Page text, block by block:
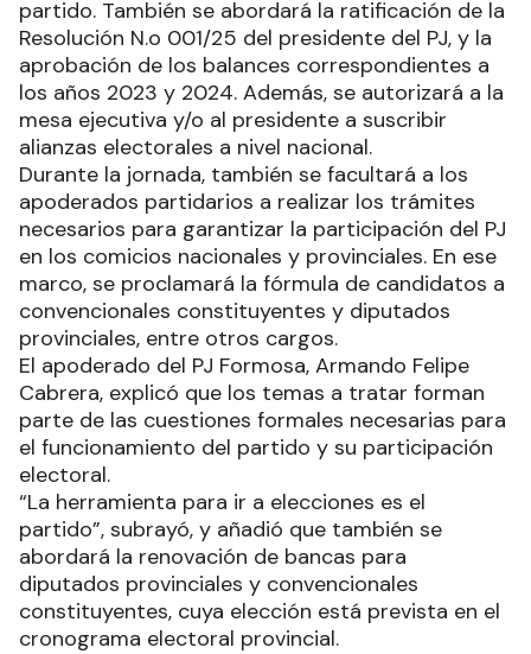
partido. También se abordará la ratificación de la
Resolución N.o 001/25 del presidente del PJ, y la
aprobación de los balances correspondientes a
los años 2023 y 2024. Además, se autorizará a la
mesa ejecutiva y/o al presidente a suscribir
alianzas electorales a nivel nacional.
Durante la jornada, también se facultará a los
apoderados partidarios a realizar los trámites
necesarios para garantizar la participación del PJ
en los comicios nacionales y provinciales. En ese
marco, se proclamará la fórmula de candidatos a
convencionales constituyentes y diputados
provinciales, entre otros cargos.
El apoderado del PJ Formosa, Armando Felipe
Cabrera, explicó que los temas a tratar forman
parte de las cuestiones formales necesarias para
el funcionamiento del partido y su participación
electoral.
“La herramienta para ir a elecciones es el
partido”, subrayó, y añadió que también se
abordará la renovación de bancas para
diputados provinciales y convencionales
constituyentes, cuya elección está prevista en el
cronograma electoral provincial.